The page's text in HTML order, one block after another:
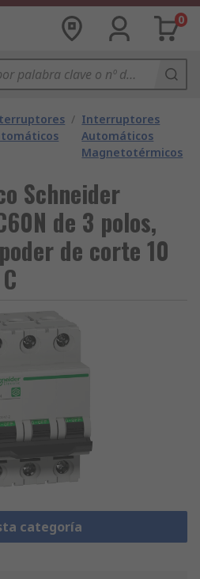
0
/ Interruptores
Automáticos
Magnetotérmicos
Schneider
de 3 polos,
de corte 10
categoría